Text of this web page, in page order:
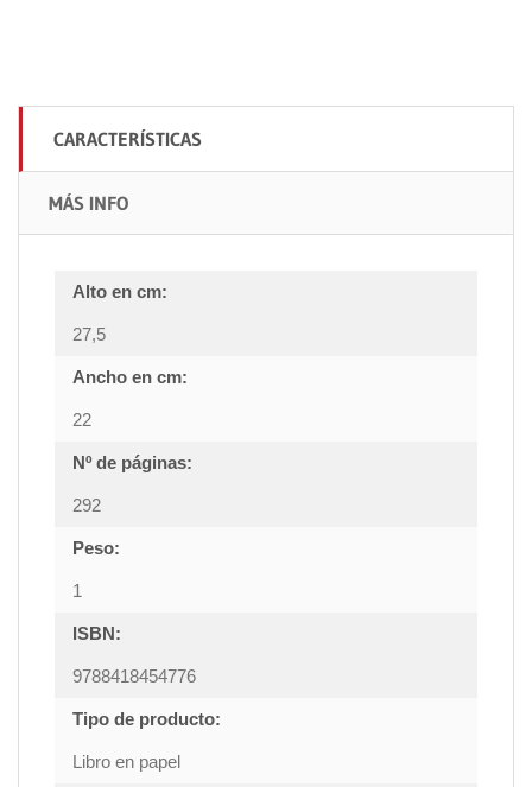
CARACTERÍSTICAS
MÁS INFO
Alto en cm:
27,5
Ancho en cm:
22
Nº de páginas:
292
Peso:
1
ISBN:
9788418454776
Tipo de producto:
Libro en papel